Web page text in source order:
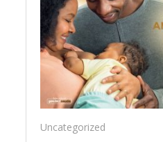
Uncategorized